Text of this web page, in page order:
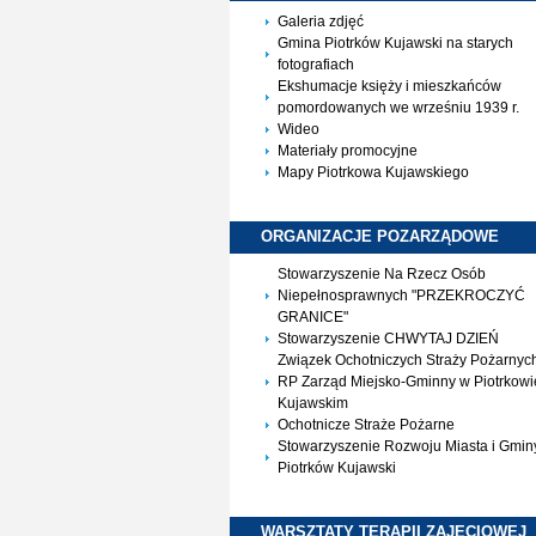
Galeria zdjęć
Gmina Piotrków Kujawski na starych
fotografiach
Ekshumacje księży i mieszkańców
pomordowanych we wrześniu 1939 r.
Wideo
Materiały promocyjne
Mapy Piotrkowa Kujawskiego
ORGANIZACJE POZARZĄDOWE
Stowarzyszenie Na Rzecz Osób
Niepełnosprawnych "PRZEKROCZYĆ
GRANICE"
Stowarzyszenie CHWYTAJ DZIEŃ
Związek Ochotniczych Straży
RP Zarząd Miejsko-Gminny w
Kujawskim
Ochotnicze Straże Pożarne
Stowarzyszenie Rozwoju Miasta i
Piotrków Kujawski
WARSZTATY TERAPII ZAJĘCIOWEJ